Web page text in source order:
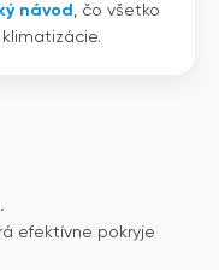
návod
, čo všetko
efektívne pokryje